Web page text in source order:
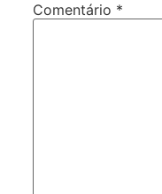
Comentário *